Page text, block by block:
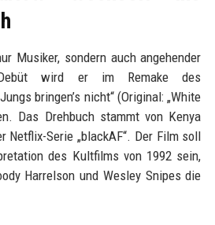
Musiker, sondern auch angehender
wird er im Remake des
bringen’s nicht“ (Original: „White
Das Drehbuch stammt von Kenya
Netflix-Serie „blackAF“. Der Film soll
des Kultfilms von 1992 sein,
Harrelson und Wesley Snipes die